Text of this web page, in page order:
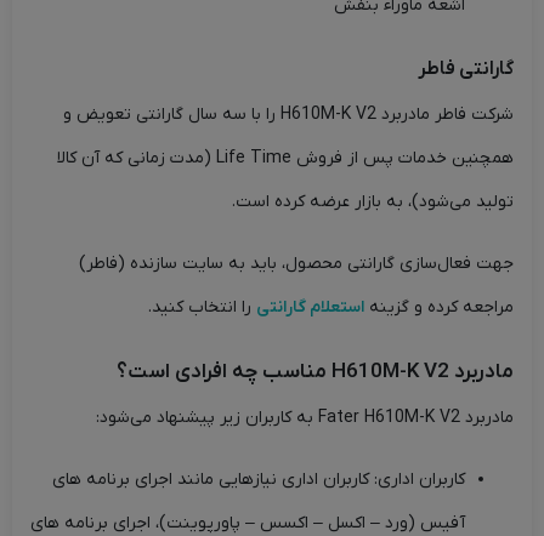
اشعه ماوراء بنفش
گارانتی فاطر
شرکت فاطر مادربرد H610M-K V2 را با سه سال گارانتی تعویض و
همچنین خدمات پس از فروش Life Time (مدت زمانی که آن کالا
تولید می‌شود)، به بازار عرضه کرده است.
جهت فعال‌سازی گارانتی محصول، باید به سایت سازنده (فاطر)
مراجعه کرده و گزینه استعلام گارانتی را انتخاب کنید.
مادربرد H610M-K V2 مناسب چه افرادی است؟
مادربرد Fater H610M-K V2 به کاربران زیر پیشنهاد می‌شود:
کاربران اداری: کاربران اداری نیازهایی مانند اجرای برنامه های
آفیس (ورد – اکسل – اکسس – پاورپوینت)، اجرای برنامه های